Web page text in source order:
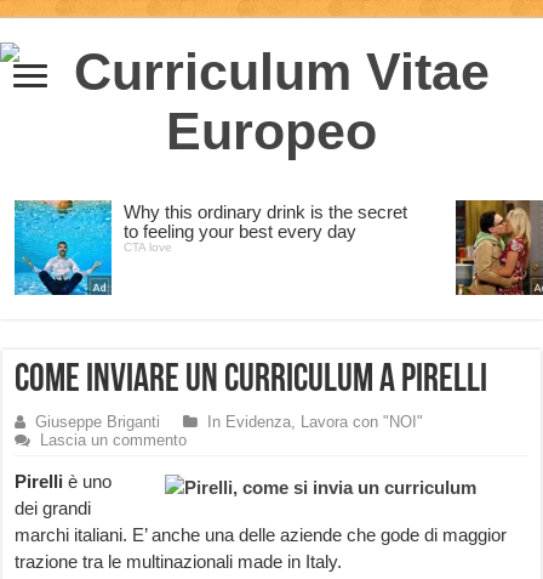
Come inviare un curriculum a Pirelli
Giuseppe Briganti In Evidenza, Lavora con "NOI"
Lascia un commento
Pirelli è uno
dei grandi
marchi italiani. E’ anche una delle aziende che gode di maggior
trazione tra le multinazionali made in Italy.